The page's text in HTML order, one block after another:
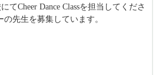
外
てCheer Dance Classを担当してくださ
先生を募集しています。